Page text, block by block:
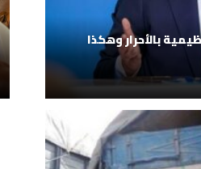
بالأحرار وهكذا